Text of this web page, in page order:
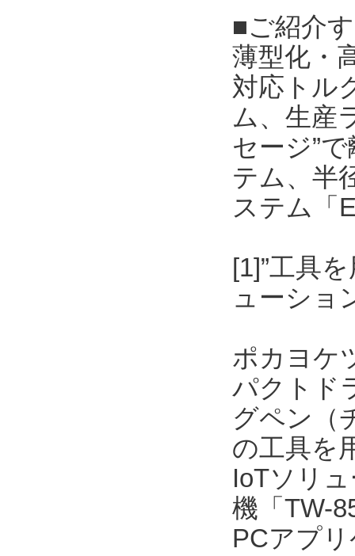
■ご紹介
薄型化・
対応トル
ム、生産
セージ”
テム、半
ステム「
[1]”工具
ューショ
ポカヨケ
パクトド
グペン（
の工具を
IoTソリ
機「TW-
PCアプ